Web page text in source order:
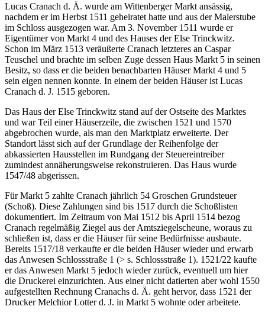
Lucas Cranach d. Ä. wurde am Wittenberger Markt ansässig,
nachdem er im Herbst 1511 geheiratet hatte und aus der Malerstube
im Schloss ausgezogen war. Am 3. November 1511 wurde er
Eigentümer von Markt 4 und des Hauses der Else Trinckwitz.
Schon im März 1513 veräußerte Cranach letzteres an Caspar
Teuschel und brachte im selben Zuge dessen Haus Markt 5 in seinen
Besitz, so dass er die beiden benachbarten Häuser Markt 4 und 5
sein eigen nennen konnte. In einem der beiden Häuser ist Lucas
Cranach d. J. 1515 geboren.
Das Haus der Else Trinckwitz stand auf der Ostseite des Marktes
und war Teil einer Häuserzeile, die zwischen 1521 und 1570
abgebrochen wurde, als man den Marktplatz erweiterte. Der
Standort lässt sich auf der Grundlage der Reihenfolge der
abkassierten Hausstellen im Rundgang der Steuereintreiber
zumindest annäherungsweise rekonstruieren. Das Haus wurde
1547/48 abgerissen.
Für Markt 5 zahlte Cranach jährlich 54 Groschen Grundsteuer
(Schoß). Diese Zahlungen sind bis 1517 durch die Schoßlisten
dokumentiert. Im Zeitraum von Mai 1512 bis April 1514 bezog
Cranach regelmäßig Ziegel aus der Amtsziegelscheune, woraus zu
schließen ist, dass er die Häuser für seine Bedürfnisse ausbaute.
Bereits 1517/18 verkaufte er die beiden Häuser wieder und erwarb
das Anwesen Schlossstraße 1 (> s. Schlossstraße 1). 1521/22 kaufte
er das Anwesen Markt 5 jedoch wieder zurück, eventuell um hier
die Druckerei einzurichten. Aus einer nicht datierten aber wohl 1550
aufgestellten Rechnung Cranachs d. Ä. geht hervor, dass 1521 der
Drucker Melchior Lotter d. J. in Markt 5 wohnte oder arbeitete.